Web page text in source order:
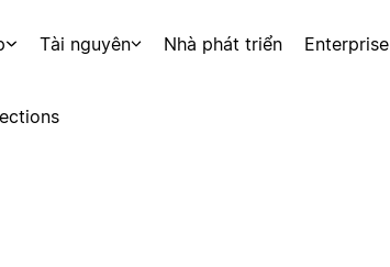
Tài nguyên Nhà phát triển Enterprise